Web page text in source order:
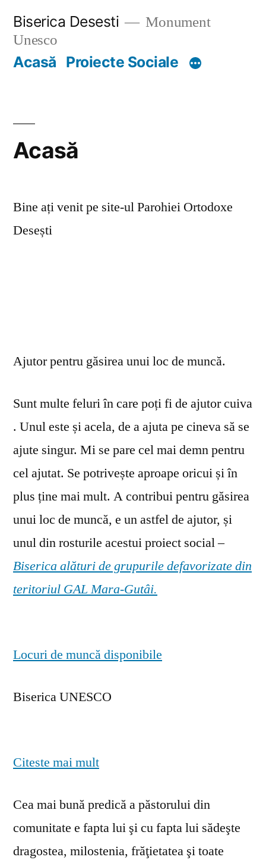
content
Biserica Desesti
Monument
Unesco
Acasă Proiecte Sociale
Acasă
Bine ați venit pe site-ul Parohiei Ortodoxe
Desești
Ajutor pentru găsirea unui loc de muncă.
Sunt multe feluri în care poți fi de ajutor cuiva
. Unul este și acela, de a ajuta pe cineva să se
ajute singur. Mi se pare cel mai demn pentru
cel ajutat. Se potrivește aproape oricui și în
plus ține mai mult. A contribui pentru găsirea
unui loc de muncă, e un astfel de ajutor, și
unul din rosturile acestui proiect social –
Biserica alături de grupurile defavorizate din
teritoriul GAL Mara-Gutâi.
Locuri de muncă disponibile
Biserica UNESCO
Citeste mai mult
Cea mai bună predică a păstorului din
comunitate e fapta lui şi cu fapta lui sădeşte
dragostea, milostenia, frăţietatea şi toate